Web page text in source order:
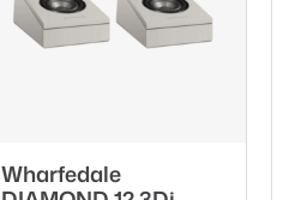
Wharfedale